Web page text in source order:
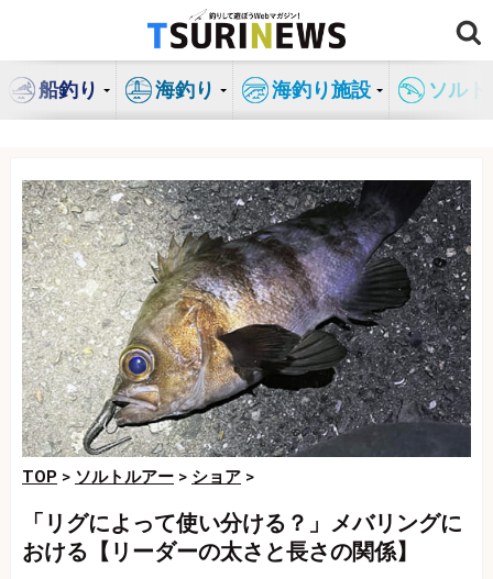
ン
船釣り 海釣り 海釣り施設 ソル
TOP > ソルトルアー > ショア >
「リグによって使い分ける？」メバリングに
おける【リーダーの太さと長さの関係】